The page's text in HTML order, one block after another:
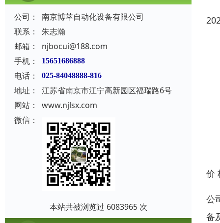
公司：
南京博萃自动化设备有限公司
联系：
朱志瀚
邮箱：
njbocui@188.com
手机：
15651686888
电话： 025-84048888-816
地址：
江苏省南京市江宁高新园区福瑞路6号
网站：
www.njlsx.com
微信：
本站共被浏览过 6083965 次
价
公
备